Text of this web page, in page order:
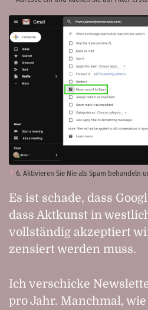
6. Aktivieren Sie Nie als Spam behandeln
Es ist schade, dass
dass Aktkunst in
vollständig akzeptiert
zensiert werden muss.
Ich verschicke
pro Jahr. Manchmal,